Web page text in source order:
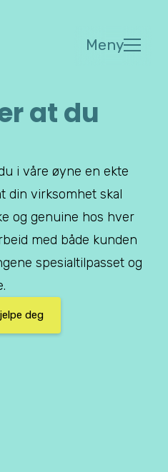
Meny
at du
i våre øyne en ekte
din virksomhet skal
og genuine hos hver
med både kunden
spesialtilpasset og
deg